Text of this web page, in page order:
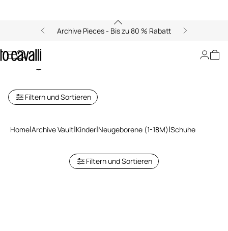
Archive Pieces - Bis zu 80 % Rabatt
Archive: Schuhe für
Neugeborene
Filtern und Sortieren
Home Archive Vault Kinder Neugeborene (1-18M) Schuhe
Filtern und Sortieren